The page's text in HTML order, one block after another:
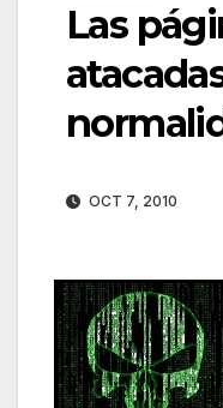
Las
OCT 7, 2010